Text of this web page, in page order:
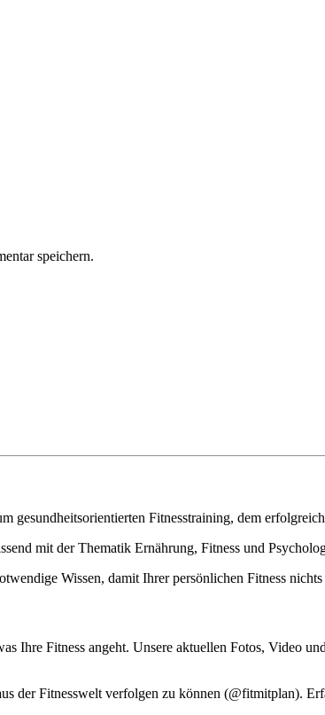
speichern.
Fitnesstraining, dem
mit der Thematik Ernährung, Fitness und
Wissen, damit Ihrer persönlichen Fitness nichts
Ihre Fitness angeht. Unsere aktuellen Fotos, Video
der Fitnesswelt verfolgen zu können (@fitmitplan).